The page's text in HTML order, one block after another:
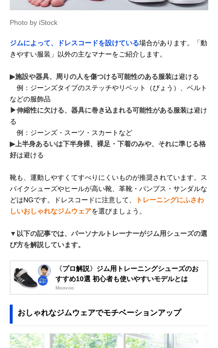
Photo by iStock
ジムによって、ドレスコードを設けている場合があります。「動
きやすい服装」以外の主なマナーをご紹介します。
▶施設や器具、周りの人を傷つける可能性のある服装は避ける
例：ジーンズタイプのステッチやリベット（びょう）、ベルト
などの服飾品
▶伸縮性に欠ける、器具に巻き込まれる可能性がある服装は避け
る
例：ジーンズ・スーツ・スカートなど
▶上半身あるいは下半身裸、裸足・下着のみや、それに準じる格
好は避ける
靴も、運動しやすくてすべりにくいものが推奨されています。ス
パイクシューズやヒールが高い靴、革靴・パンプス・サンダルな
どはNGです。ドレスコードに注意して、
トレーニングにふさわ
しいおしゃれなジムウェアを選びましょう。
▼以下の記事では、パーソナルトレーナーがジム用シューズの選
び方を解説しています。
〈プロ解説〉ジム用トレーニングシューズのお
すすめ10選 初心者も使いやすいモデルとは
Moovoo
おしゃれなジムウェアでモチベーションアップ